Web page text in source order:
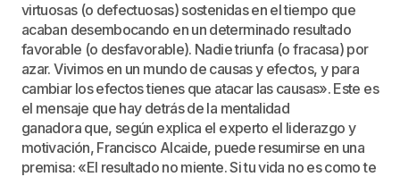
virtuosas (o defectuosas) sostenidas en el tiempo que
acaban desembocando en un determinado resultado
favorable (o desfavorable). Nadie triunfa (o fracasa) por
azar. Vivimos en un mundo de causas y efectos, y para
cambiar los efectos tienes que atacar las causas». Este es
el mensaje que hay detrás de la mentalidad
ganadora que, según explica el experto el liderazgo y
motivación, Francisco Alcaide, puede resumirse en una
premisa: «El resultado no miente. Si tu vida no es como te